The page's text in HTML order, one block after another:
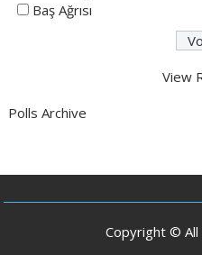
Baş Ağrısı
View
Polls Archive
Copyright ©